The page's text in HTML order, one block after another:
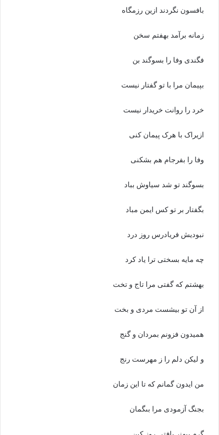
بافسون نگردند ازین رزمگاه‏
زمانه برآمد بهفتم سخن
فگندى وفا را بسوگند بن‏
بپیمان مرا با تو گفتار نیست
خرد را روانت خریدار نیست‏
ازیراک با هرک پیمان کنى
وفا را بفرجام هم بشکنى‏
بسوگند تو شد سیاوش بباد
بگفتار بر تو کس ایمن مباد
نبودیش فریادرس روز درد
چه مایه بسختى ترا یاد کرد
بهشتم که گفتى مرا تاج و تخت
از آن تو بیشست مردى و بخت‏
همیدون فزونم بمردان و گنج
و لیکن دلم را ز مهرست رنج‏
من ایدون گمانم که تا این زمان
بجنگ آزمودى مرا بى‏گمان‏